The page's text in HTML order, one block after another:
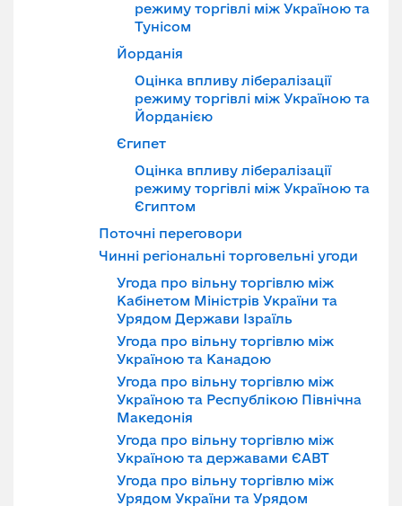
режиму торгівлі між Україною та
Тунісом
Йорданія
Оцінка впливу лібералізації
режиму торгівлі між Україною та
Йорданією
Єгипет
Оцінка впливу лібералізації
режиму торгівлі між Україною та
Єгиптом
Поточні переговори
Чинні регіональні торговельні угоди
Угода про вільну торгівлю між
Кабінетом Міністрів України та
Урядом Держави Ізраїль
Угода про вільну торгівлю між
Україною та Канадою
Угода про вільну торгівлю між
Україною та Республікою Північна
Македонія
Угода про вільну торгівлю між
Україною та державами ЄАВТ
Угода про вільну торгівлю між
Урядом України та Урядом